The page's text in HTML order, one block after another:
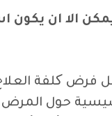
الا ان يكون
فرض کلفة
حول المرض